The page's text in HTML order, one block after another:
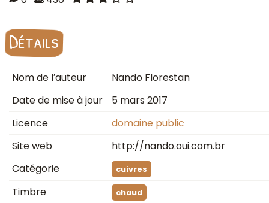
Détails
Nom de l′auteur
Nando Florestan
Date de mise à jour
5 mars 2017
Licence
domaine public
Site web
http://nando.oui.com.br
Catégorie
cuivres
Timbre chaud